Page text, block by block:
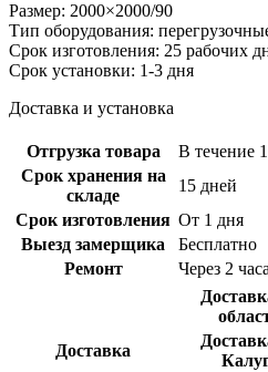
Размер: 2000×2000/90
Тип оборудования:
Срок изготовления: 25 рабочих
Срок установки: 1-3 дня
Доставка и установка
Отгрузка товара
В течение
Срок хранения на
складе
15 дней
Срок изготовления От 1 дня
Выезд замерщика
Бесплатно
Ремонт
Через 2
Доставка